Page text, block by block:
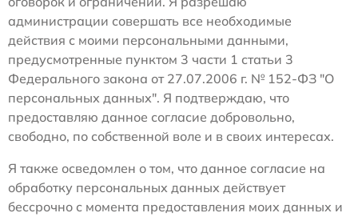
администрации совершать все необходимые
действия с моими персональными данными,
предусмотренные пунктом 3 части 1 статьи 3
Федерального закона от 27.07.2006 г. № 152-ФЗ "О
персональных данных". Я подтверждаю, что
предоставляю данное согласие добровольно,
свободно, по собственной воле и в своих интересах.
Я также осведомлен о том, что данное согласие на
обработку персональных данных действует
бессрочно с момента предоставления моих данных и